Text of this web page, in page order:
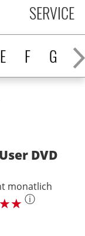
E F G H
SERVICE
DVD
monatlich
ⓘ